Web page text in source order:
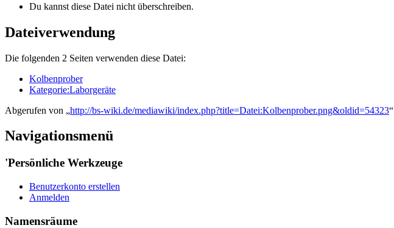
Du kannst diese Datei nicht überschreiben.
Dateiverwendung
Die folgenden 2 Seiten verwenden diese Datei:
Kolbenprober
Kategorie:Laborgeräte
Abgerufen von „http://bs-wiki.de/mediawiki/index.php?title=Datei:Kolbenprober.png&oldid=54323“
Navigationsmenü
'Persönliche Werkzeuge
Benutzerkonto erstellen
Anmelden
Namensräume